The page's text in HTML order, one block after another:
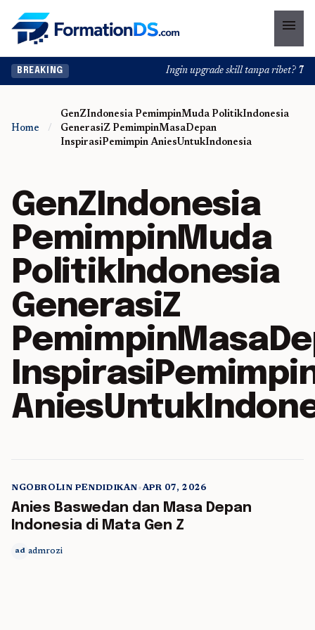
menu
BREAKING Ingin upgrade skill tanpa ribet?
Home /
GenZIndonesia PemimpinMuda PolitikIndonesia
GenerasiZ PemimpinMasaDepan
InspirasiPemimpin AniesUntukIndonesia
GenZIndonesia
PemimpinMuda
PolitikIndonesia
GenerasiZ
NGOBROLIN PENDIDIKAN•APR 07, 2026
Anies Baswedan dan Masa Depan
Indonesia di Mata Gen Z
ad admrozi